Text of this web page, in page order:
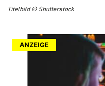
Titelbild © Shutterstock
ANZEIGE